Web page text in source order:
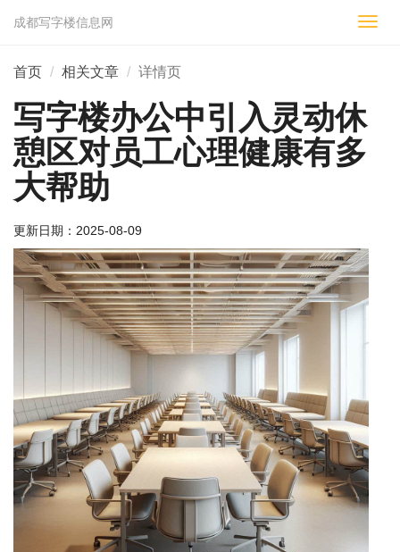
切
成都写字楼信息网
首页 相关文章 详情页
写字楼办公中引入灵动休
憩区对员工心理健康有多
大帮助
更新日期： 2025-08-09